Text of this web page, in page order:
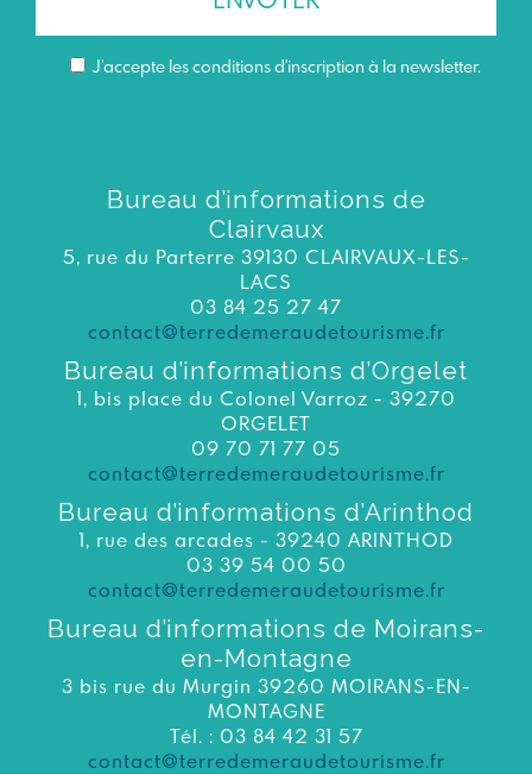
J’accepte les conditions d'inscription à la newsletter.
Bureau d’informations de
Clairvaux
5, rue du Parterre 39130 CLAIRVAUX-LES-
LACS
03 84 25 27 47
contact@terredemeraudetourisme.fr
Bureau d’informations d’Orgelet
1, bis place du Colonel Varroz - 39270
ORGELET
09 70 71 77 05
contact@terredemeraudetourisme.fr
Bureau d’informations d’Arinthod
1, rue des arcades - 39240 ARINTHOD
03 39 54 00 50
contact@terredemeraudetourisme.fr
Bureau d’informations de Moirans-
en-Montagne
3 bis rue du Murgin 39260 MOIRANS-EN-
MONTAGNE
Tél. : 03 84 42 31 57
contact@terredemeraudetourisme.fr